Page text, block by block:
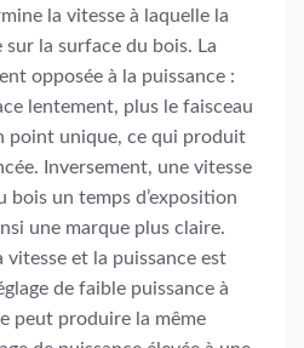
la vitesse à laquelle la
sur la surface du bois. La
opposée à la puissance :
lentement, plus le faisceau
point unique, ce qui produit
Inversement, une vitesse
bois un temps d’exposition
une marque plus claire.
vitesse et la puissance est
de faible puissance à
peut produire la même